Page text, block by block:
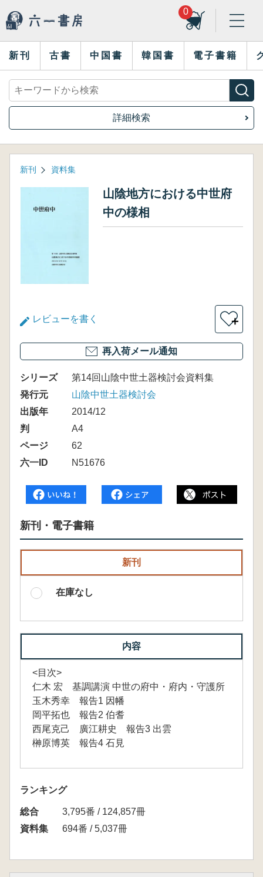
0
新刊 古書 中国書 韓国書 電子書籍
詳細検索
新刊 資料集
山陰地方における中世府
中の様相
レビューを書く ＋
再入荷メール通知
シリーズ
第14回山陰中世土器検討会資料集
発行元
山陰中世土器検討会
出版年
2014/12
判
A4
ページ
62
六一ID
N51676
新刊・電子書籍
新刊
在庫なし
内容
<目次>
仁木 宏 基調講演 中世の府中・府内・守護所
玉木秀幸 報告1 因幡
岡平拓也 報告2 伯耆
西尾克己 廣江耕史 報告3 出雲
榊原博英 報告4 石見
ランキング
総合
3,795番 / 124,857冊
資料集
694番 / 5,037冊